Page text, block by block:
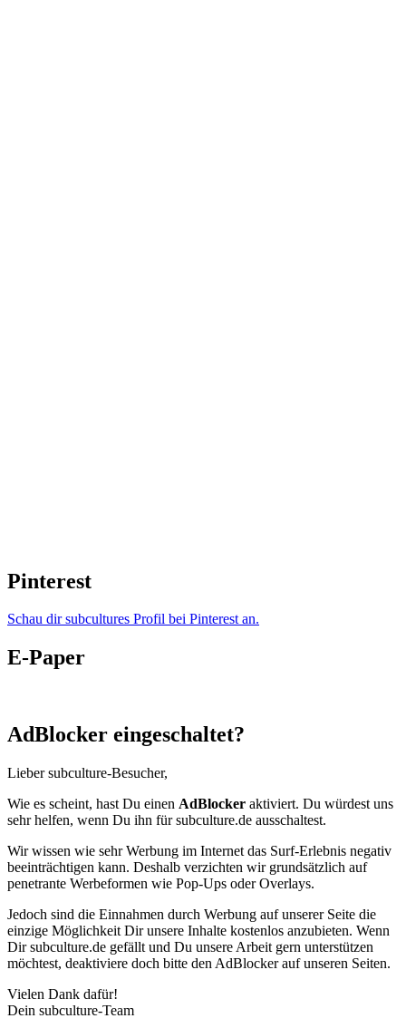
Pinterest
Schau dir subcultures Profil bei Pinterest an.
E-Paper
AdBlocker eingeschaltet?
Lieber subculture-Besucher,
Wie es scheint, hast Du einen AdBlocker aktiviert. Du würdest uns
sehr helfen, wenn Du ihn für subculture.de ausschaltest.
Wir wissen wie sehr Werbung im Internet das Surf-Erlebnis negativ
beeinträchtigen kann. Deshalb verzichten wir grundsätzlich auf
penetrante Werbeformen wie Pop-Ups oder Overlays.
Jedoch sind die Einnahmen durch Werbung auf unserer Seite die
einzige Möglichkeit Dir unsere Inhalte kostenlos anzubieten. Wenn
Dir subculture.de gefällt und Du unsere Arbeit gern unterstützen
möchtest, deaktiviere doch bitte den AdBlocker auf unseren Seiten.
Vielen Dank dafür!
Dein subculture-Team